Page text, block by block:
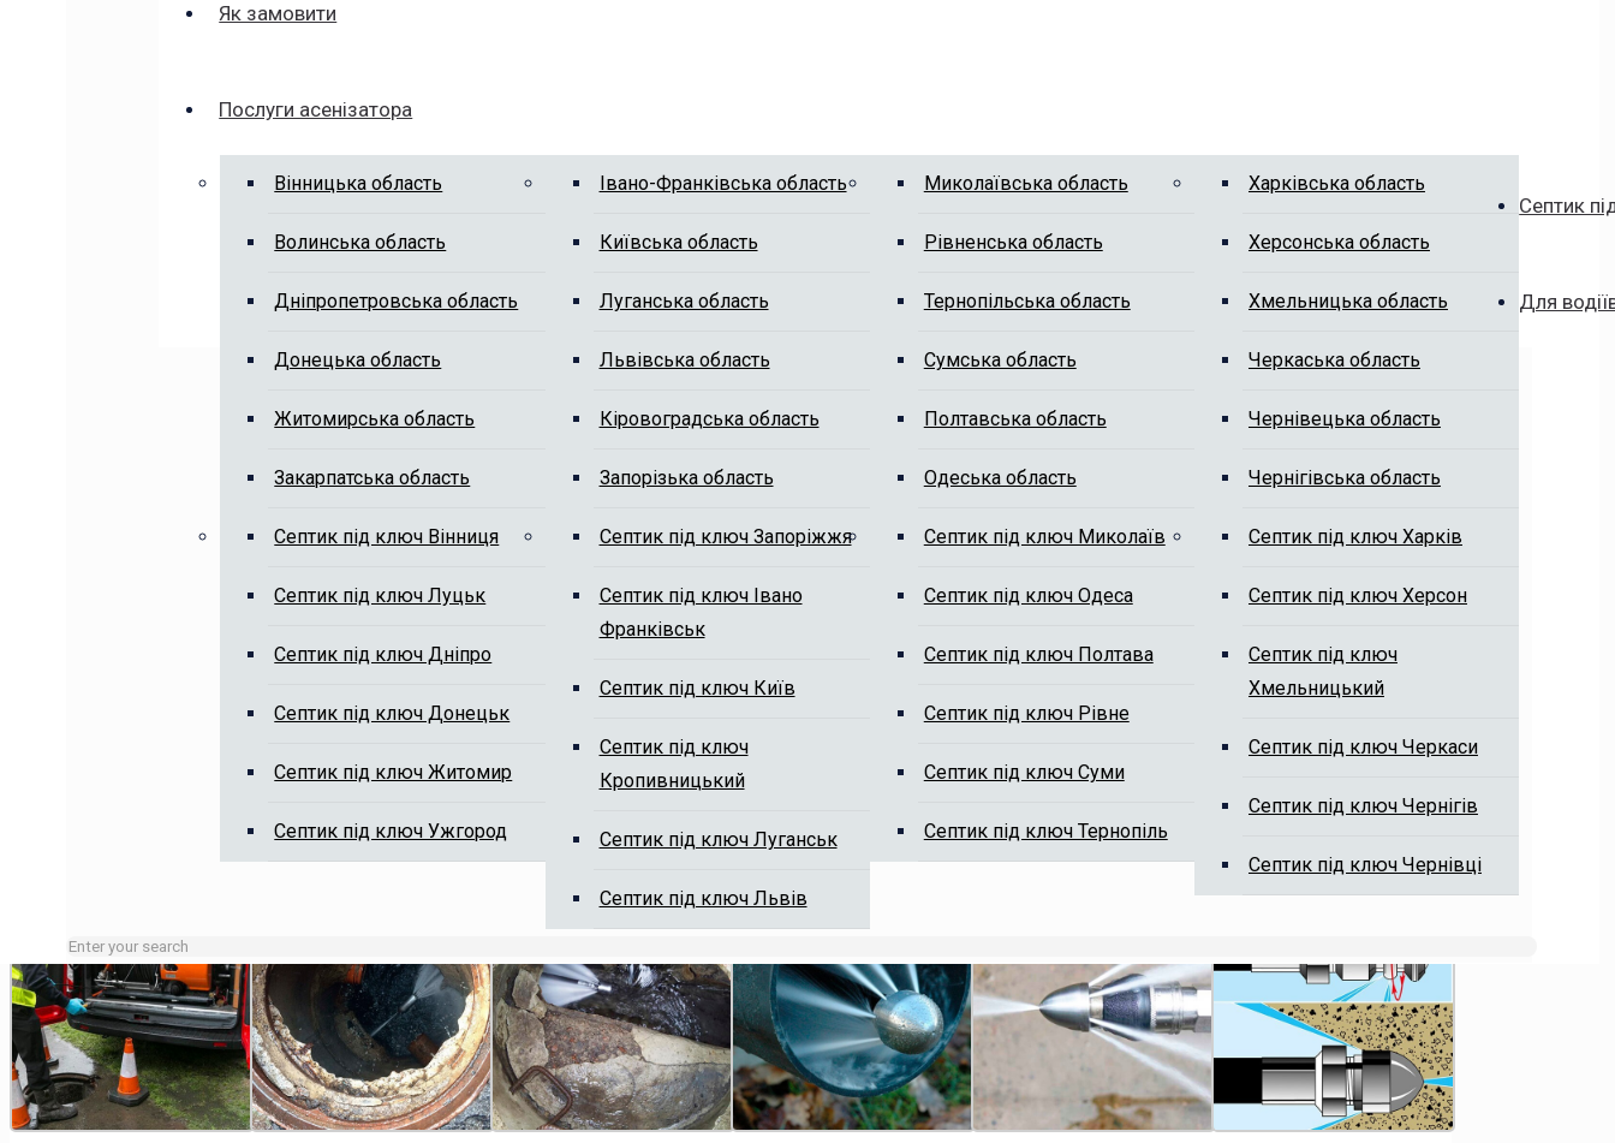
Як замовити
Послуги асенізатора
Вінницька область
Волинська область
Дніпропетровська область
Донецька область
Житомирська область
Закарпатська область
Івано-Франківська область
Київська область
Луганська область
Львівська область
Кіровоградська область
Запорізька область
Миколаївська область
Рівненська область
Тернопільська область
Сумська область
Полтавська область
Одеська область
Харківська область
Херсонська область
Хмельницька область
Черкаська область
Чернівецька область
Чернігівська область
Септик
Септик під ключ Вінниця
Септик під ключ Луцьк
Септик під ключ Дніпро
Септик під ключ Донецьк
Септик під ключ Житомир
Септик під ключ Ужгород
Септик під ключ Запоріжжя
Септик під ключ Івано
Франківськ
Септик під ключ Київ
Септик під ключ
Кропивницький
Септик під ключ Луганськ
Септик під ключ Львів
Септик під ключ Миколаїв
Септик під ключ Одеса
Септик під ключ Полтава
Септик під ключ Рівне
Септик під ключ Суми
Септик під ключ Тернопіль
Септик під ключ Харків
Септик під ключ Херсон
Септик під ключ
Хмельницький
Септик під ключ Черкаси
Септик під ключ Чернігів
Септик під ключ Чернівці
Для
Викачка вигрібних ям, чистка ям від мулу
Зайняті лінії або неробочий час залишайте заявку на сайті, ми Вам передзвонимо.